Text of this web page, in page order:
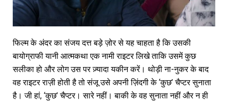
फिल्म के अंदर का संजय दत्त बड़े ज़ोर से यह चाहता है कि उसकी
बायोग्राफी यानी आत्मकथा एक नामी राइटर लिखे ताकि उसमें कुछ
सलीका हो और लोग उस पर ज़्यादा यकीन करें। थोड़ी ना-नुकर के बाद
वह राइटर राज़ी होती है तो संजू उसे अपनी ज़िंदगी के ‘कुछ’ चैप्टर सुनाता
है। जी हां, ‘कुछ’ चैप्टर। सारे नहीं। बाकी के वह सुनाता नहीं और न ही